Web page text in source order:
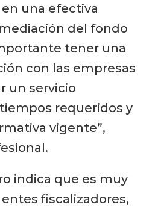
una efectiva
del fondo
tener una
con las empresas
un servicio
requeridos y
vigente”,
indica que es muy
fiscalizadores,